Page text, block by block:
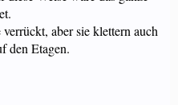
aber sie klettern auch
den Etagen.